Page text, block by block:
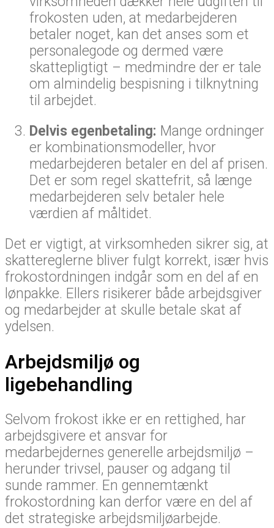
frokosten uden, at medarbejderen
betaler noget, kan det anses som et
personalegode og dermed være
skattepligtigt – medmindre der er tale
om almindelig bespisning i tilknytning
til arbejdet.
Delvis egenbetaling: Mange ordninger
er kombinationsmodeller, hvor
medarbejderen betaler en del af prisen.
Det er som regel skattefrit, så længe
medarbejderen selv betaler hele
værdien af måltidet.
Det er vigtigt, at virksomheden sikrer sig, at
skattereglerne bliver fulgt korrekt, især hvis
frokostordningen indgår som en del af en
lønpakke. Ellers risikerer både arbejdsgiver
og medarbejder at skulle betale skat af
ydelsen.
Arbejdsmiljø og
ligebehandling
Selvom frokost ikke er en rettighed, har
arbejdsgivere et ansvar for
medarbejdernes generelle arbejdsmiljø –
herunder trivsel, pauser og adgang til
sunde rammer. En gennemtænkt
frokostordning kan derfor være en del af
det strategiske arbejdsmiljøarbejde.